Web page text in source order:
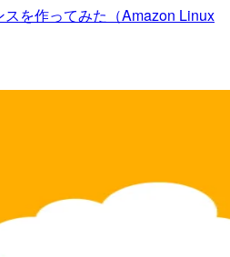
を作ってみた（Amazon Linux